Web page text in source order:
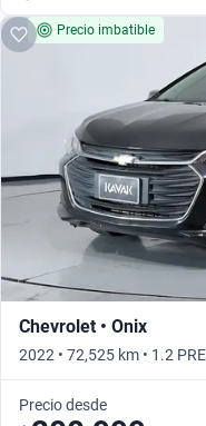
Precio imbatible
Chevrolet • Onix
2022 • 72,525 km • 1.2
Precio desde